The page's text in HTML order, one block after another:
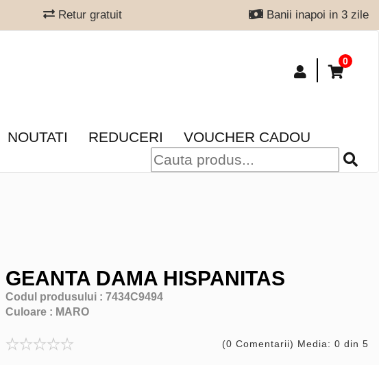
Retur gratuit Banii inapoi in 3 zile
0
NOUTATI REDUCERI VOUCHER CADOU
GEANTA DAMA HISPANITAS
Codul produsului : 7434C9494
Culoare : MARO
(0 Comentarii) Media: 0 din 5